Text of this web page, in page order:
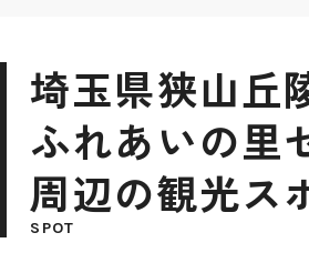
埼玉県狭山丘
ふれあいの里
周辺の観光ス
SPOT